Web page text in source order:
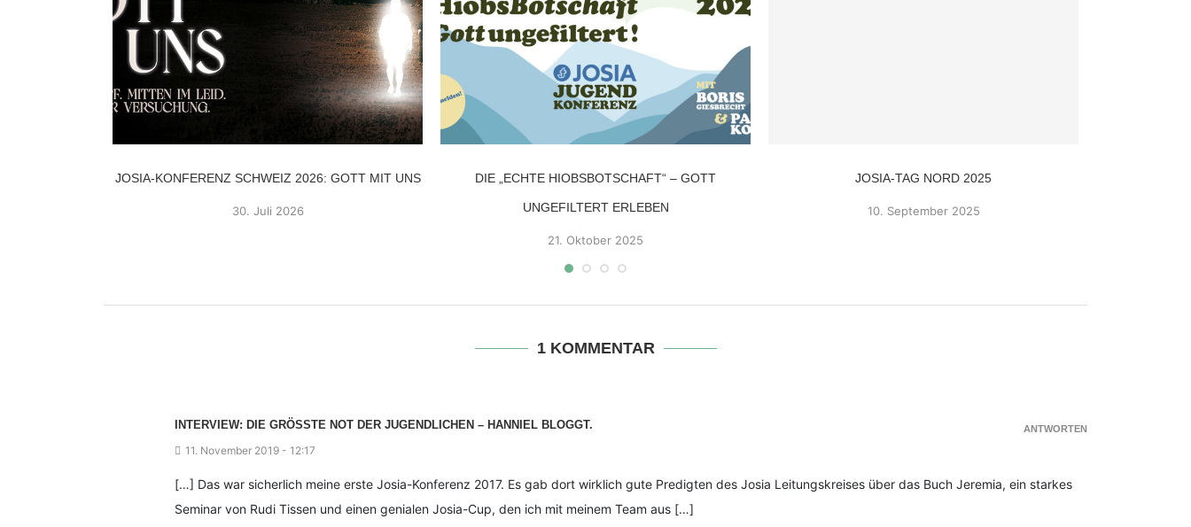
JOSIA-KONFERENZ SCHWEIZ 2026: GOTT MIT UNS
30. Juli 2026
DIE „ECHTE HIOBSBOTSCHAFT“ – GOTT
UNGEFILTERT ERLEBEN
21. Oktober 2025
JOSIA-TAG NORD 2025
10. September 2025
1 KOMMENTAR
INTERVIEW: DIE GRÖSSTE NOT DER JUGENDLICHEN – HANNIEL BLOGGT.
11. November 2019 - 12:17
[…] Das war sicherlich meine erste Josia-Konferenz 2017. Es gab dort wirklich gute Predigten des Josia Leitungskreises über das Buch Jeremia, ein starkes
Seminar von Rudi Tissen und einen genialen Josia-Cup, den ich mit meinem Team aus […]
ANTWORTEN